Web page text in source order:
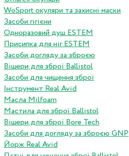
WoSport окуляри та захисні маски
Засоби гігієни
Одноразовий душ ESTEM
Присипка для ніг ESTEM
Засоби догляду за зброєю
Вішери для зброї Ballistol
Засоби для чищення зброї
Інструмент Real Avid
Масла Milfoam
Мастила для зброї Ballistol
Вішери для зброї Bore Tech
Засоби для догляду за зброєю GNP
Йорж Real Avid